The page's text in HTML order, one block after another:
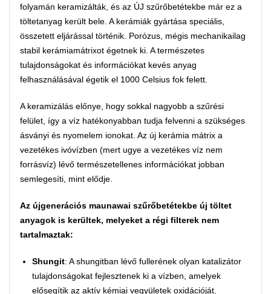
folyamán keramizálták, és az ÚJ szűrőbetétekbe már ez a
töltetanyag került bele. A kerámiák gyártása speciális,
összetett eljárással történik. Porózus, mégis mechanikailag
stabil kerámiamátrixot égetnek ki. A természetes
tulajdonságokat és információkat kevés anyag
felhasználásával égetik el 1000 Celsius fok felett.
A keramizálás előnye, hogy sokkal nagyobb a szűrési
felület, így a víz hatékonyabban tudja felvenni a szükséges
ásványi és nyomelem ionokat. Az új kerámia mátrix a
vezetékes ivóvízben (mert ugye a vezetékes víz nem
forrásvíz) lévő természetellenes információkat jobban
semlegesíti, mint elődje.
Az újgenerációs maunawai szűrőbetétekbe új töltet
anyagok is kerültek, melyeket a régi filterek nem
tartalmaztak:
Shungit: A shungitban lévő fullerének olyan katalizátor
tulajdonságokat fejlesztenek ki a vízben, amelyek
elősegítik az aktív kémiai vegyületek oxidációját.